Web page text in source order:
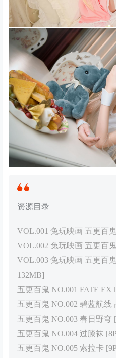
资源目录
VOL.001 兔玩映画 五更百
VOL.002 兔玩映画 五更百
VOL.003 兔玩映画 五更百
132MB]
五更百鬼 NO.001 FATE
五更百鬼 NO.002 碧蓝航线
五更百鬼 NO.003 春日野穹
五更百鬼 NO.004 过膝袜
五更百鬼 NO.005 索拉卡